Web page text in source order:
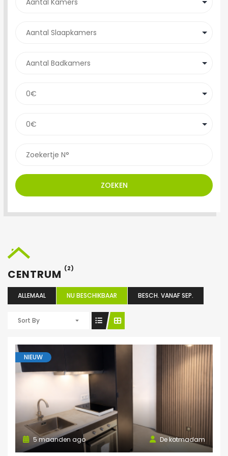
ZOEKEN
CENTRUM (2)
ALLEMAAL NU BESCHIKBAAR BESCH. VANAF SEP.
Sort By
NIEUW
De kotmadam
5 maanden ago